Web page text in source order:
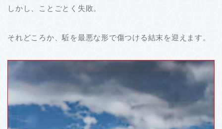
しかし、ことごとく失敗。
それどころか、駈を最悪な形で傷つける結末を迎えます。